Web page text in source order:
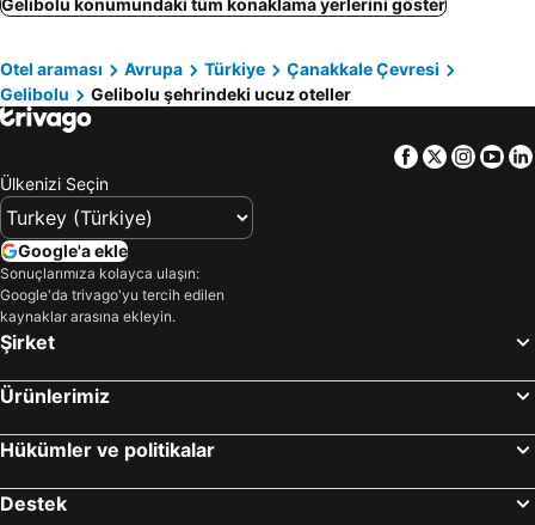
Coskun Otel Sarkoy
Hotel Mercan
MİDİS PARK OTEL Şarköy
Gelibolu konumundaki tüm konaklama yerlerini göster
Otel araması Avrupa Türkiye
Çanakkale Çevresi
Gelibolu
Gelibolu şehrindeki ucuz oteller
Facebook
Twitter
Ülkenizi Seçin
Google'a ekle
Sonuçlarımıza kolayca ulaşın:
Google'da trivago'yu tercih edilen
kaynaklar arasına ekleyin.
Şirket
Ürünlerimiz
Hükümler ve politikalar
Destek